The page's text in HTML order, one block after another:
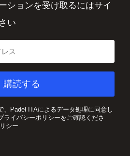
ションを受け取るにはサイ
い
、Padel ITAによるデータ処理に同意し
ライバシーポリシーをご確認くださ
シー